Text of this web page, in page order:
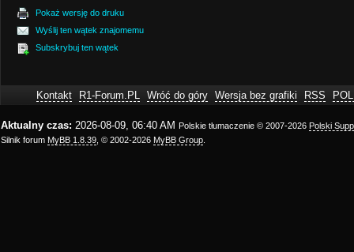
Pokaż wersję do druku
Wyślij ten wątek znajomemu
Subskrybuj ten wątek
Kontakt R1-Forum.PL Wróć do góry Wersja bez grafiki RSS
Aktualny czas: 2026-08-09, 06:40 AM Polskie tłumaczenie © 2007-2026 Polski
Silnik forum MyBB 1.8.39 , © 2002-2026 MyBB Group